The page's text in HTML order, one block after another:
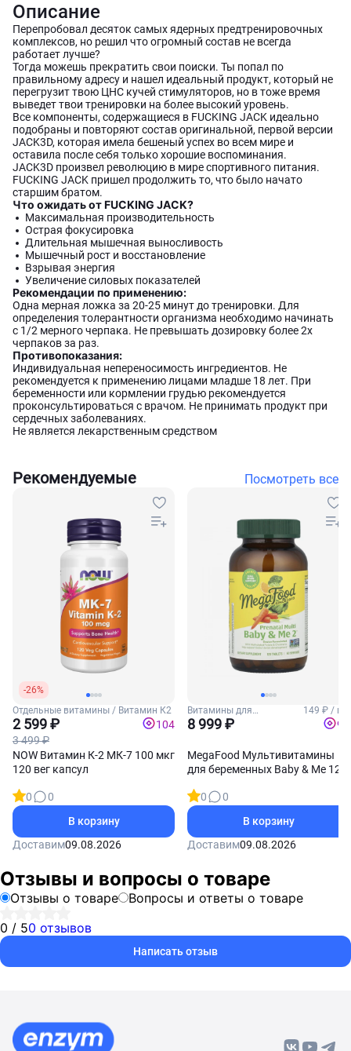
Описание
Перепробовал десяток самых ядерных предтренировочных
комплексов, но решил что огромный состав не всегда
работает лучше?
Тогда можешь прекратить свои поиски. Ты попал по
правильному адресу и нашел идеальный продукт, который не
перегрузит твою ЦНС кучей стимуляторов, но в тоже время
выведет твои тренировки на более высокий уровень.
Все компоненты, содержащиеся в FUCKING JACK идеально
подобраны и повторяют состав оригинальной, первой версии
JACK3D, которая имела бешеный успех во всем мире и
оставила после себя только хорошие воспоминания.
JACK3D произвел революцию в мире спортивного питания.
FUCKING JACK пришел продолжить то, что было начато
старшим братом.
Что ожидать от FUCKING JACK?
Максимальная производительность
Острая фокусировка
Длительная мышечная выносливость
Мышечный рост и восстановление
Взрывая энергия
Увеличение силовых показателей
Рекомендации по применению:
Одна мерная ложка за 20-25 минут до тренировки. Для
определения толерантности организма необходимо начинать
с 1/2 мерного черпака. Не превышать дозировку более 2х
черпаков за раз.
Противопоказания:
Индивидуальная непереносимость ингредиентов. Не
рекомендуется к применению лицами младше 18 лет. При
беременности или кормлении грудью рекомендуется
проконсультироваться с врачом. Не принимать продукт при
сердечных заболеваниях.
Не является лекарственным средством
Рекомендуемые Посмотреть все
-26%
Отдельные витамины / Витамин К2
2 599 ₽
3 499 ₽
104
NOW Витамин К-2 МК-7 100 мкг
120 вег капсул
0
0
В корзину
Доставим09.08.2026
Витамины для
беременных
149 ₽ / шт
8 999 ₽ 90
MegaFood Мультивитамины
для беременных Baby & Me 120
0
0
В корзину
Доставим09.08.2026
Отзывы и вопросы о товаре
Отзывы о товаре
Вопросы и ответы о товаре
0 / 50 отзывов
Написать отзыв